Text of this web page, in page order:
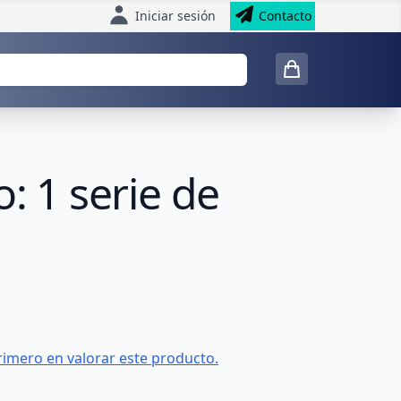
Iniciar sesión Contacto
1 serie de
en valorar este producto.